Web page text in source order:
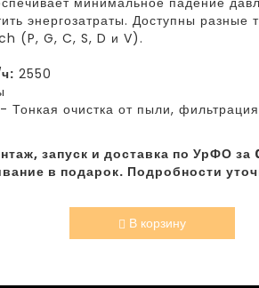
энергозатраты. Доступны разные
(P, G, C, S, D и V).
2550
Тонкая очистка от пыли,
запуск и доставка по УрФО за
в подарок. Подробности
В корзину